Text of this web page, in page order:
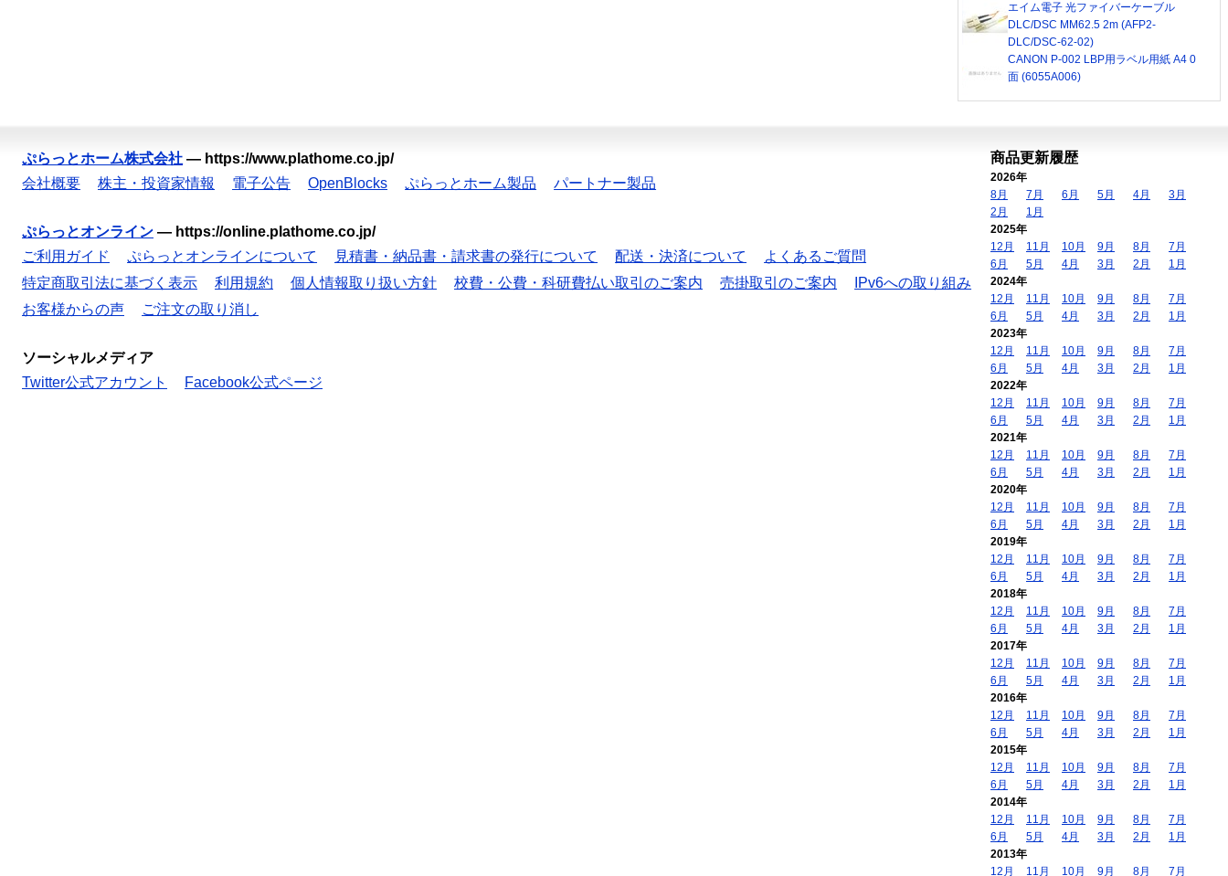
エイム電子 光ファイバーケーブル
DLC/DSC MM62.5 2m (AFP2-
DLC/DSC-62-02)
CANON P-002 LBP用ラベル用紙 A4 0
面 (6055A006)
ぷらっとホーム株式会社 — https://www.plathome.co.jp/
会社概要
株主・投資家情報 電子公告 OpenBlocks ぷらっとホーム製品 パートナー製品
ぷらっとオンライン — https://online.plathome.co.jp/
ご利用ガイド
ぷらっとオンラインについて 見積書・納品書・請求書の発行について 配送・決済について
よくあるご質問
特定商取引法に基づく表示
利用規約 個人情報取り扱い方針 校費・公費・科研費払い取引のご案内 売掛取引のご案内
IPv6への取り組み
お客様からの声
ご注文の取り消し
ソーシャルメディア
Twitter公式アカウント
Facebook公式ページ
商品更新履歴
2026年
8月
7月 6月 5月 4月
3月
2月
1月
2025年
12月
11月 10月 9月 8月
7月
6月
5月 4月 3月 2月
1月
2024年
12月
11月 10月 9月 8月
7月
6月
5月 4月 3月 2月
1月
2023年
12月
11月 10月 9月 8月
7月
6月
5月 4月 3月 2月
1月
2022年
12月
11月 10月 9月 8月
7月
6月
5月 4月 3月 2月
1月
2021年
12月
11月 10月 9月 8月
7月
6月
5月 4月 3月 2月
1月
2020年
12月
11月 10月 9月 8月
7月
6月
5月 4月 3月 2月
1月
2019年
12月
11月 10月 9月 8月
7月
6月
5月 4月 3月 2月
1月
2018年
12月
11月 10月 9月 8月
7月
6月
5月 4月 3月 2月
1月
2017年
12月
11月 10月 9月 8月
7月
6月
5月 4月 3月 2月
1月
2016年
12月
11月 10月 9月 8月
7月
6月
5月 4月 3月 2月
1月
2015年
12月
11月 10月 9月 8月
7月
6月
5月 4月 3月 2月
1月
2014年
12月
11月 10月 9月 8月
7月
6月
5月 4月 3月 2月
1月
2013年
12月
11月 10月 9月 8月 7月